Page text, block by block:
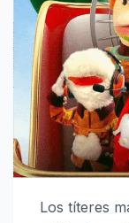
Los títeres